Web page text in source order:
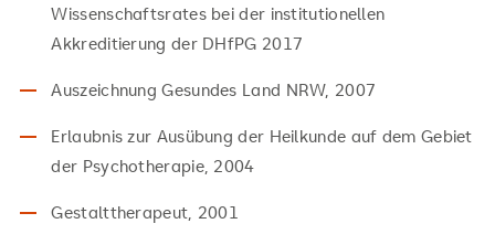
Wissenschaftsrates bei der institutionellen
Akkreditierung der DHfPG 2017
Auszeichnung Gesundes Land NRW, 2007
Erlaubnis zur Ausübung der Heilkunde auf dem Gebiet
der Psychotherapie, 2004
Gestalttherapeut, 2001